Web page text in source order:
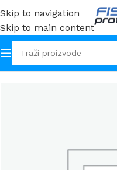
Skip to navigation
Skip to main content
Početna Sredstva